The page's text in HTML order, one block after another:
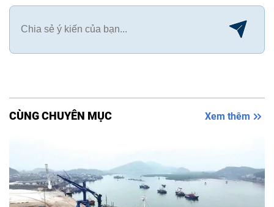
CÙNG CHUYÊN MỤC Xem thêm